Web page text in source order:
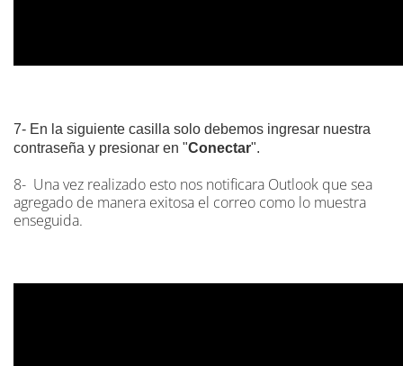
7- En la siguiente casilla solo debemos ingresar nuestra
contraseña y presionar en "Conectar".
8- Una vez realizado esto nos notificara Outlook que sea
agregado de manera exitosa el correo como lo muestra
enseguida.